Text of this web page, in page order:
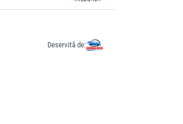
Deservită de: